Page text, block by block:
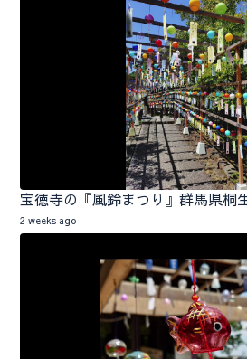
宝徳寺の『風鈴まつり』群馬県
2 weeks ago